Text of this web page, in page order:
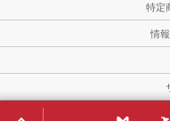
特定
情